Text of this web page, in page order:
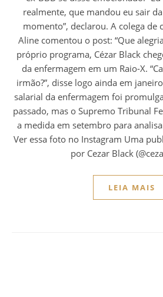
realmente, que mandou eu sair
momento”, declarou. A colega de
Aline comentou o post: “Que
próprio programa, Cézar Black
da enfermagem em um Raio-X.
irmão?”, disse logo ainda em
salarial da enfermagem foi
passado, mas o Supremo Tribunal
a medida em setembro para
Ver essa foto no Instagram Uma
por Cezar Black
LEIA MAIS